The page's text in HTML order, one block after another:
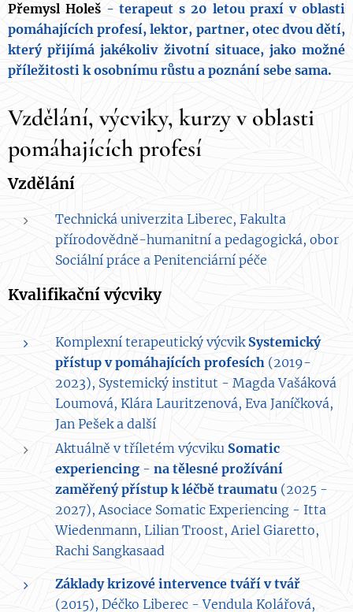
Přemysl Holeš - terapeut s 20 letou praxí v oblasti
pomáhajících profesí, lektor, partner, otec dvou dětí,
který přijímá jakékoliv životní situace, jako možné
příležitosti k osobnímu růstu a poznání sebe sama.
Vzdělání, výcviky, kurzy v oblasti
pomáhajících profesí
Vzdělání
Technická univerzita Liberec, Fakulta
přírodovědně-humanitní a pedagogická, obor
Sociální práce a Penitenciární péče
Kvalifikační výcviky
Komplexní terapeutický výcvik Systemický
přístup v pomáhajících profesích (2019-
2023), Systemický institut - Magda Vašáková
Loumová, Klára Lauritzenová, Eva Janíčková,
Jan Pešek a další
Aktuálně v tříletém výcviku Somatic
experiencing - na tělesné prožívání
zaměřený přístup k léčbě traumatu (2025 -
2027), Asociace Somatic Experiencing - Itta
Wiedenmann, Lilian Troost, Ariel Giaretto,
Rachi Sangkasaad
Základy krizové intervence tváří v tvář
(2015), Déčko Liberec - Vendula Kolářová,